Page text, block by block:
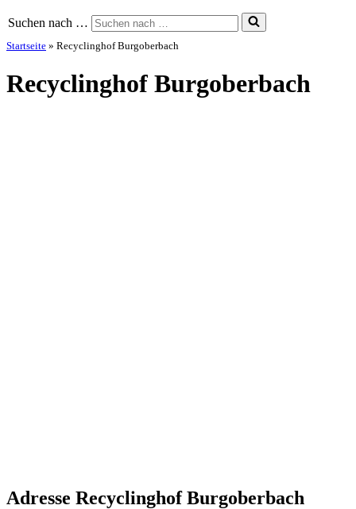
Suchen nach …
Startseite » Recyclinghof Burgoberbach
Recyclinghof Burgoberbach
Adresse Recyclinghof Burgoberbach